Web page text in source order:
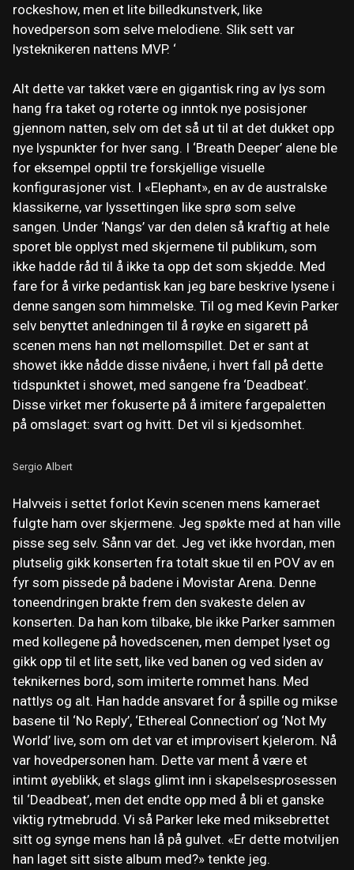
rockeshow, men et lite billedkunstverk, like
hovedperson som selve melodiene. Slik sett var
lysteknikeren nattens MVP. ‘
Alt dette var takket være en gigantisk ring av lys som
hang fra taket og roterte og inntok nye posisjoner
gjennom natten, selv om det så ut til at det dukket opp
nye lyspunkter for hver sang. I ‘Breath Deeper’ alene ble
for eksempel opptil tre forskjellige visuelle
konfigurasjoner vist. I «Elephant», en av de australske
klassikerne, var lyssettingen like sprø som selve
sangen. Under ‘Nangs’ var den delen så kraftig at hele
sporet ble opplyst med skjermene til publikum, som
ikke hadde råd til å ikke ta opp det som skjedde. Med
fare for å virke pedantisk kan jeg bare beskrive lysene i
denne sangen som himmelske. Til og med Kevin Parker
selv benyttet anledningen til å røyke en sigarett på
scenen mens han nøt mellomspillet. Det er sant at
showet ikke nådde disse nivåene, i hvert fall på dette
tidspunktet i showet, med sangene fra ‘Deadbeat’.
Disse virket mer fokuserte på å imitere fargepaletten
på omslaget: svart og hvitt. Det vil si kjedsomhet.
Sergio Albert
Halvveis i settet forlot Kevin scenen mens kameraet
fulgte ham over skjermene. Jeg spøkte med at han ville
pisse seg selv. Sånn var det. Jeg vet ikke hvordan, men
plutselig gikk konserten fra totalt skue til en POV av en
fyr som pissede på badene i Movistar Arena. Denne
toneendringen brakte frem den svakeste delen av
konserten. Da han kom tilbake, ble ikke Parker sammen
med kollegene på hovedscenen, men dempet lyset og
gikk opp til et lite sett, like ved banen og ved siden av
teknikernes bord, som imiterte rommet hans. Med
nattlys og alt. Han hadde ansvaret for å spille og mikse
basene til ‘No Reply’, ‘Ethereal Connection’ og ‘Not My
World’ live, som om det var et improvisert kjelerom. Nå
var hovedpersonen ham. Dette var ment å være et
intimt øyeblikk, et slags glimt inn i skapelsesprosessen
til ‘Deadbeat’, men det endte opp med å bli et ganske
viktig rytmebrudd. Vi så Parker leke med miksebrettet
sitt og synge mens han lå på gulvet. «Er dette motviljen
han laget sitt siste album med?» tenkte jeg.